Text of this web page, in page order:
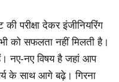
परीक्षा देकर इंजीनियरिंग
को सफलता नहीं मिलती है।
नए-नए विषय है जहां आप
के साथ आगे बढ़े। गिरना